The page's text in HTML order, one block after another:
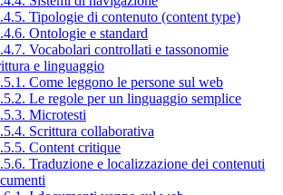
Tipologie di contenuto (content type)
Ontologie e standard
Vocabolari controllati e tassonomie
e linguaggio
Come leggono le persone sul web
Le regole per un linguaggio semplice
Microtesti
Scrittura collaborativa
Content critique
Traduzione e localizzazione dei contenuti